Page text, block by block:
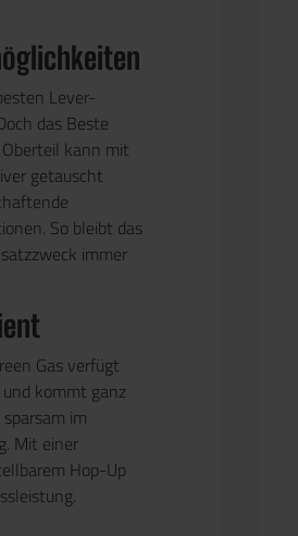
Lever-
das Beste
kann mit
getauscht
So bleibt das
immer
Gas verfügt
und kommt ganz
im
Mit einer
Hop-Up